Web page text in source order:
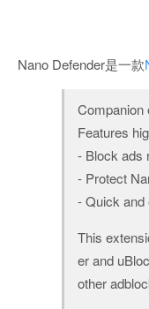
Nano Defender是一款
Companion
Features
- Block ads
- Protect
- Quick and
This
er and
other